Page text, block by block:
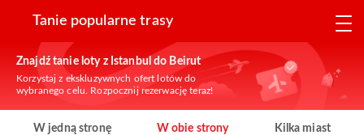
Tanie popularne trasy
Znajdź tanie loty z Istanbul do Beirut
Korzystaj z ekskluzywnych ofert lotów do
wybranego celu. Rozpocznij rezerwację teraz!
W jedną stronę W obie strony Kilka miast